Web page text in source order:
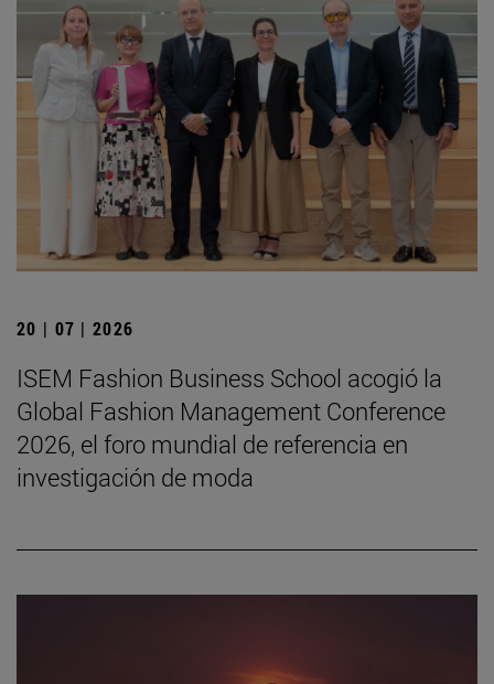
20 | 07 | 2026
ISEM Fashion Business School acogió la
Global Fashion Management Conference
2026, el foro mundial de referencia en
investigación de moda